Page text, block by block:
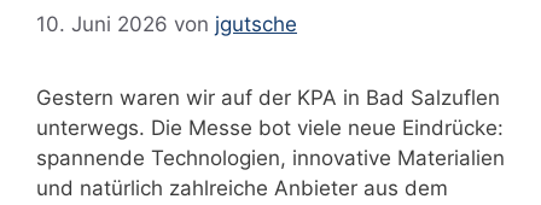
10. Juni 2026 von jgutsche
Gestern waren wir auf der KPA in Bad Salzuflen
unterwegs. Die Messe bot viele neue Eindrücke:
spannende Technologien, innovative Materialien
und natürlich zahlreiche Anbieter aus dem